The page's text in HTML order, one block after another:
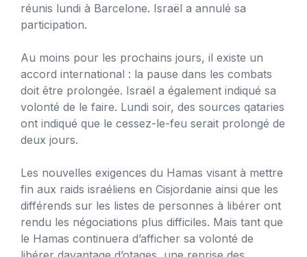
réunis lundi à Barcelone. Israël a annulé sa
participation.
Au moins pour les prochains jours, il existe un
accord international : la pause dans les combats
doit être prolongée. Israël a également indiqué sa
volonté de le faire. Lundi soir, des sources qataries
ont indiqué que le cessez-le-feu serait prolongé de
deux jours.
Les nouvelles exigences du Hamas visant à mettre
fin aux raids israéliens en Cisjordanie ainsi que les
différends sur les listes de personnes à libérer ont
rendu les négociations plus difficiles. Mais tant que
le Hamas continuera d’afficher sa volonté de